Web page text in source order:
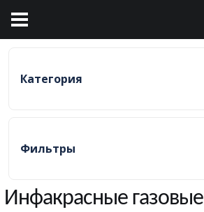
Категория
Фильтры
Инфакрасные газовые